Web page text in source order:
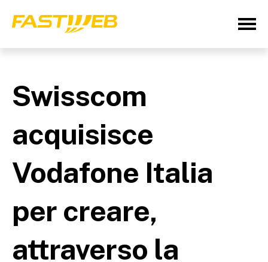
Swisscom
acquisisce
Vodafone Italia
per creare,
attraverso la